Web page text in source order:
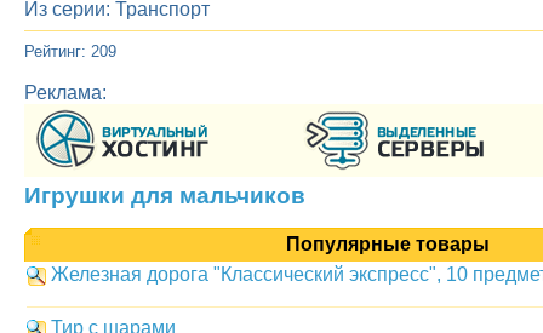
Из серии: Транспорт
Рейтинг: 209
Реклама:
Игрушки для мальчиков
Популярные товары
Железная дорога "Классический экспресс", 10
Тир с шарами